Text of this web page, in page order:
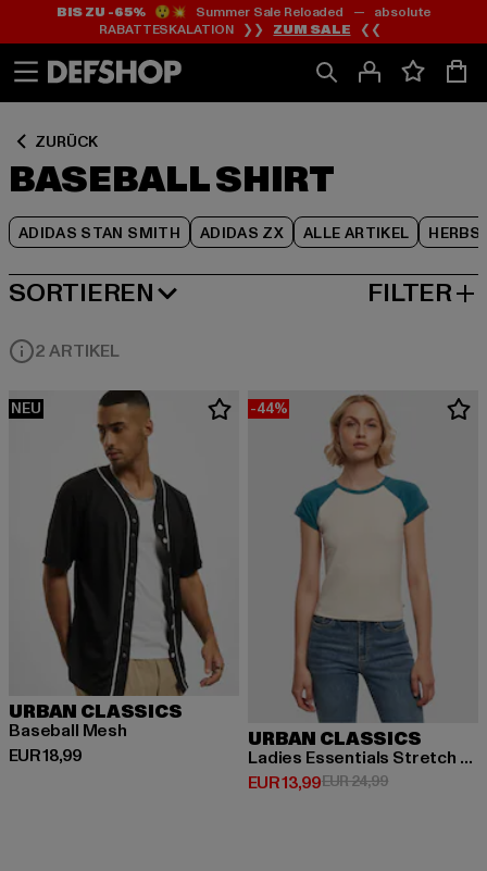
Zum
Inhalt
springen
Zum
Fußzeile
springen
BIS ZU -65%😲💥 Summer Sale Reloaded — absolute
RABATTESKALATION ❯❯ ZUM SALE ❮❮
ZURÜCK
BASEBALL SHIRT
ADIDAS STAN SMITH ADIDAS ZX ALLE ARTIKEL
Zum
Produktraster
springen
SORTIEREN
BELIEBTESTE FILTER
2 ARTIKEL
NEU
URBAN CLASSICS
Baseball Mesh
EUR 18,99
Derzeitiger Preis: EUR 18,99
-44%
URBAN CLASSICS
Ladies Essentials Stretch Short Retro Baseball
EUR 13,99
Derzeitiger Preis: EUR 13,99
EUR 24,99Aktionspreis: